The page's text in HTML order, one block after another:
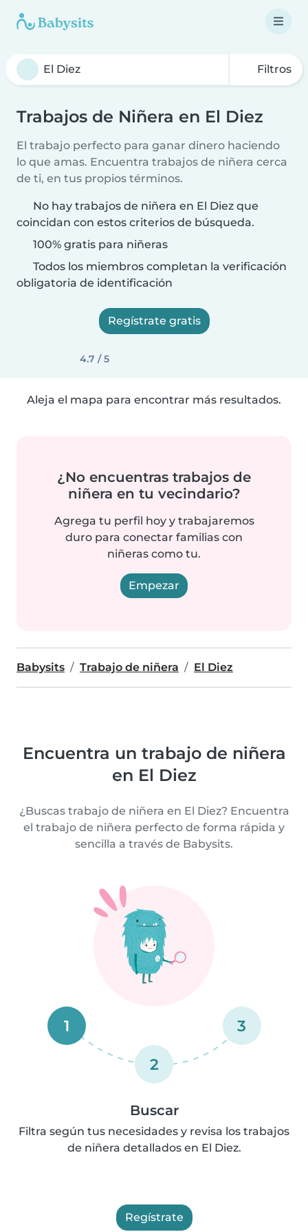
Filtros
Trabajos de Niñera en El Diez
El trabajo perfecto para ganar dinero haciendo
lo que amas. Encuentra trabajos de niñera cerca
de ti, en tus propios términos.
No hay trabajos de niñera en El Diez que
coincidan con estos criterios de búsqueda.
100% gratis para niñeras
Todos los miembros completan la verificación
obligatoria de identificación
Regístrate gratis
4.7 / 5
Aleja el mapa para encontrar más resultados.
¿No encuentras trabajos de
niñera en tu vecindario?
Agrega tu perfil hoy y trabajaremos
duro para conectar familias con
niñeras como tu.
Empezar
Babysits Trabajo de niñera El Diez
Encuentra un trabajo de niñera
en El Diez
¿Buscas trabajo de niñera en El Diez? Encuentra
el trabajo de niñera perfecto de forma rápida y
sencilla a través de Babysits.
1
2
3
Buscar
Filtra según tus necesidades y revisa los trabajos
de niñera detallados en El Diez.
Regístrate